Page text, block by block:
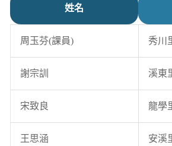
姓名
周玉芬(課員) 秀川
謝宗訓 溪東
宋致良 龍學
王思涵 安溪